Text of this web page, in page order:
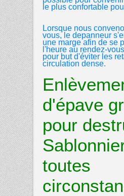
le plus confortable
Lorsque nous
vous, le depanneur
une marge afin de se
l'heure au rendez-
pour but d'éviter les
circulation dense.
d'épave
pour
toutes